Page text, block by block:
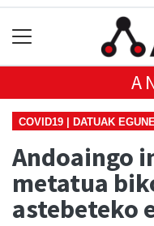
COVID19 | DATUAK
Andoaingo
metatua
astebeteko